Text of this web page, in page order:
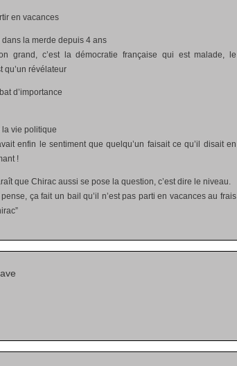
en vacances
la merde depuis 4 ans
grand, c’est la démocratie française qui est malade, le
qu’un révélateur
d’importance
vie politique
enfin le sentiment que quelqu’un faisait ce qu’il disait en
!
que Chirac aussi se pose la question, c’est dire le niveau.
ça fait un bail qu’il n’est pas parti en vacances au frais